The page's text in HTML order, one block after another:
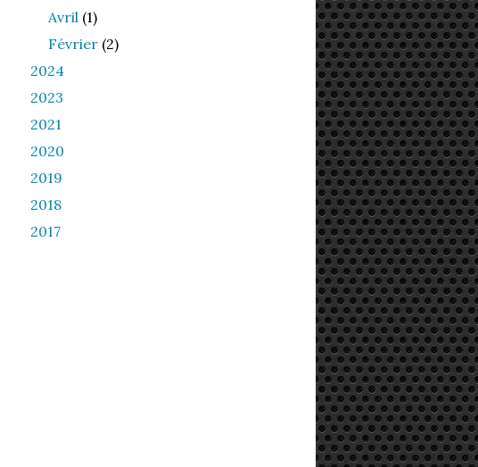
Avril (1)
Février (2)
2024
2023
2021
2020
2019
2018
2017